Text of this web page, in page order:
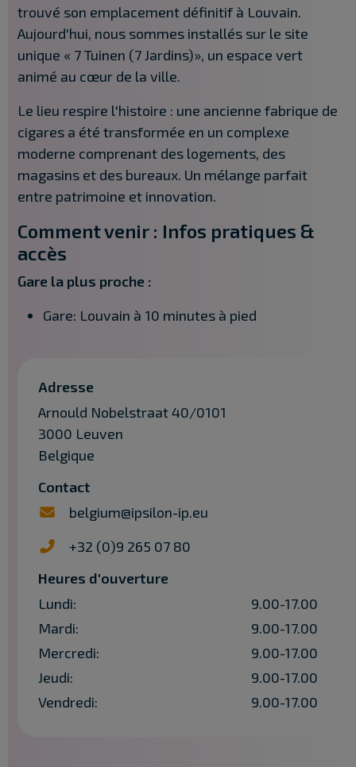
trouvé son emplacement définitif à Louvain.
Aujourd'hui, nous sommes installés sur le site
unique « 7 Tuinen (7 Jardins)», un espace vert
animé au cœur de la ville.
Le lieu respire l'histoire : une ancienne fabrique de
cigares a été transformée en un complexe
moderne comprenant des logements, des
magasins et des bureaux. Un mélange parfait
entre patrimoine et innovation.
Comment venir : Infos pratiques &
accès
Gare la plus proche :
Gare: Louvain à 10 minutes à pied
Adresse
Arnould Nobelstraat 40/0101
3000 Leuven
Belgique
Contact
belgium@ipsilon-ip.eu
+32 (0)9 265 07 80
Heures d'ouverture
Lundi:
9.00-17.00
Mardi:
9.00-17.00
Mercredi:
9.00-17.00
Jeudi:
9.00-17.00
Vendredi:
9.00-17.00